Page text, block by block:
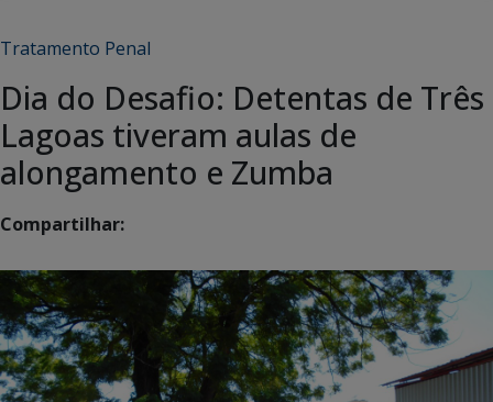
Tratamento Penal
Dia do Desafio: Detentas de Três
Lagoas tiveram aulas de
alongamento e Zumba
Compartilhar: